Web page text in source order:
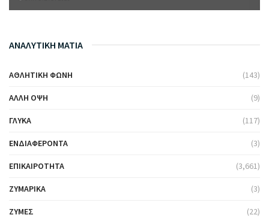
ΑΝΑΛΥΤΙΚΗ ΜΑΤΙΑ
ΑΘΛΗΤΙΚΉ ΦΩΝΉ (143)
ΆΛΛΗ ΌΨΗ (9)
ΓΛΥΚΆ (117)
ΕΝΔΙΑΦΈΡΟΝΤΑ (3)
ΕΠΙΚΑΙΡΌΤΗΤΑ (3,661)
ΖΥΜΑΡΙΚΆ (3)
ΖΎΜΕΣ (22)